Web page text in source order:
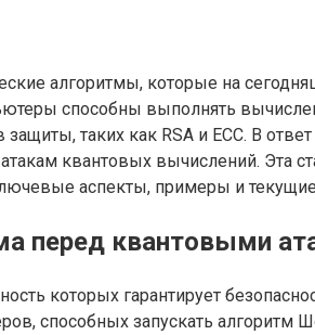
алгоритмы, которые на
способны выполнять
таких как RSA и ECC. В
квантовых вычислений. Эта
аспекты, примеры и
перед квантовыми
которых гарантирует
способных запускать алгоритм